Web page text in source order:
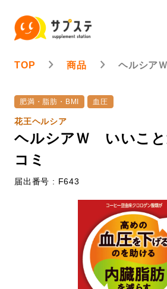
TOP 商品 ヘルシア
肥満・脂肪・BMI 血圧
花王ヘルシア
ヘルシアＷ いいこと
コミ
届出番号 : F643